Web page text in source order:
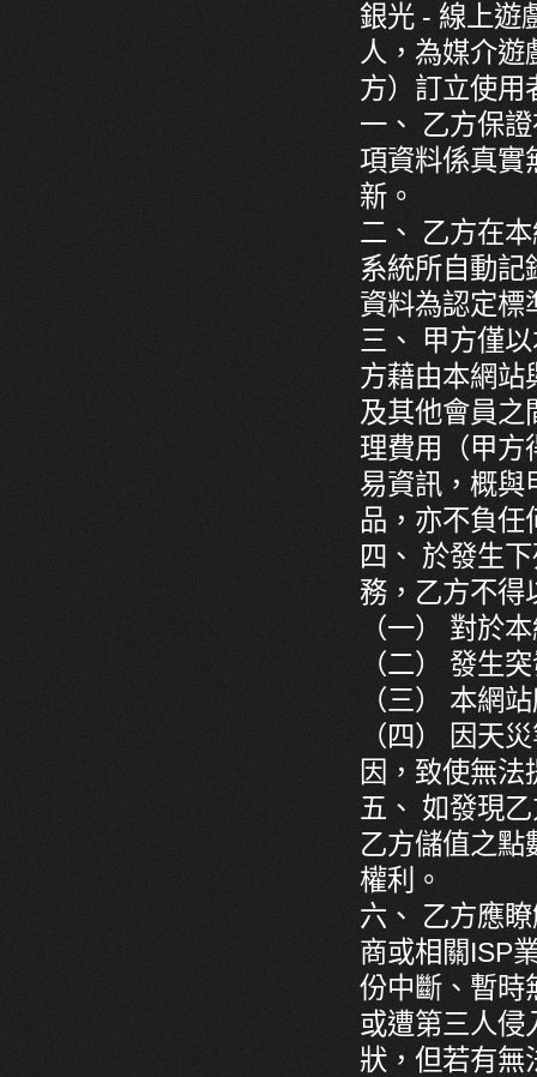
銀光 - 線上遊
人，為媒介遊
方）訂立使用
一、 乙方保
項資料係真實
新。
二、 乙方在
系統所自動記
資料為認定標
三、 甲方僅
方藉由本網站
及其他會員之
理費用（甲方
易資訊，概與
品，亦不負任
四、 於發生
務，乙方不得
（一） 對於
（二） 發生
（三） 本網
（四） 因天
因，致使無
五、 如發現
乙方儲值之點
權利。
六、 乙方應
商或相關ISP
份中斷、暫時
或遭第三人侵
狀，但若有無